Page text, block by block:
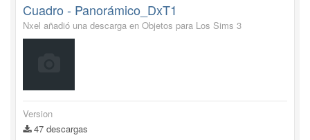
Cuadro - Panorámico_DxT1
Nxel añadió una descarga en Objetos para Los Sims 3
Version
47 descargas